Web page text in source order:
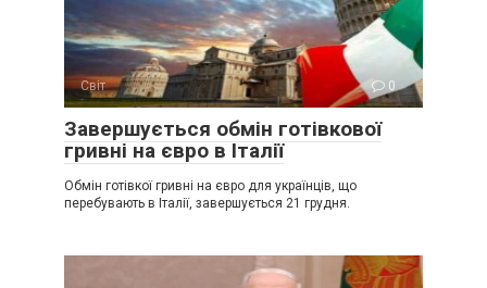
Світ 0
Завершується обмін готівкової
гривні на євро в Італії
Обмін готівкої гривні на євро для українців, що
перебувають в Італії, завершується 21 грудня.